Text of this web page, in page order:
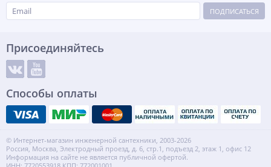
ПОДПИСАТЬСЯ
Присоединяйтесь
Способы оплаты
© Интернет-магазин инженерной сантехники, 2003-2026
Россия, Москва, Электродный проезд, д. 6, стр.1, подъезд 2, этаж 1, офис 12
Информация на сайте не является публичной офертой.